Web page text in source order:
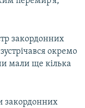
закордонних
окремо
мали ще кілька
закордонних